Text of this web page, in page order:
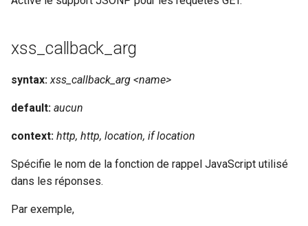
injection
jit-uuid
jq
jsonrpc-batch
jump-consistent-hash
jwt-verification
xss_callback_arg
syntax: xss_callback_arg <name>
default: aucun
context: http, http, location, if location
Spécifie le nom de la fonction de rappel JavaScript utilisé
dans les réponses.
Par exemple,